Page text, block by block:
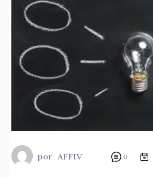
por AFFIV 0